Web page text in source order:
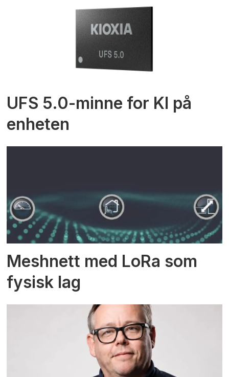
UFS 5.0-minne for KI på
enheten
Meshnett med LoRa som
fysisk lag